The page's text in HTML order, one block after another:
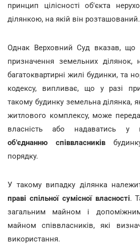
принцип цілісності об'єкта
ділянкою, на якій він розташований.
Однак Верховний Суд вказав, що
призначення земельних ділянок,
багатоквартирні жилі будинки, та
кодексу, випливає, що у разі
такому будинку земельна ділянка,
житлового комплексу, може
власність або надаватись у
об'єднанню співвласників
порядку.
У такому випадку ділянка
праві спільної сумісної власності.
загальним майном і
майном співвласників, які
використання.